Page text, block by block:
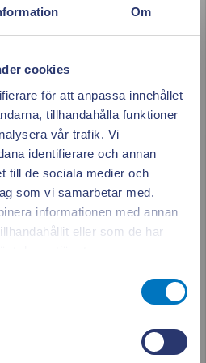
Om
cookies
för att anpassa innehållet
tillhandahålla funktioner
vår trafik. Vi
identifierare och annan
till de sociala medier och
som vi samarbetar med.
informationen med annan
eller som de har
deras tjänster.
Stäng
ger dig
på elen
Använd elen smartare och